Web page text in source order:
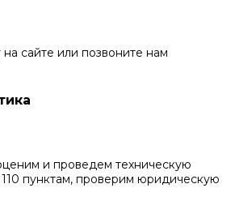
на сайте или позвоните нам
и проведем техническую
110 пунктам, проверим юридическую